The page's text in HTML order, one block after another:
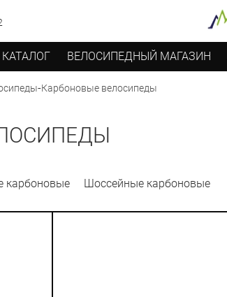
КАТАЛОГ ВЕЛОСИПЕДНЫЙ МАГАЗИН
-Карбоновые велосипеды
карбоновые Шоссейные карбоновые